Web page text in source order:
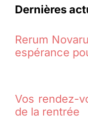
Dernières
Rerum
espérance
Vos rendez-
de la rentrée